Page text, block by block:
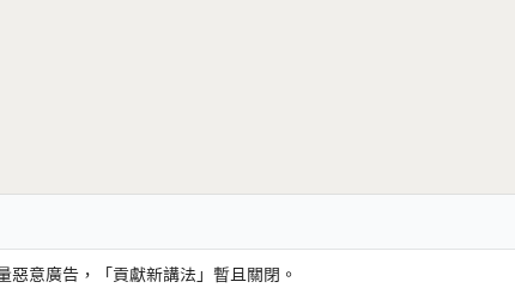
惡意廣告，「貢獻新講法」暫且關閉。